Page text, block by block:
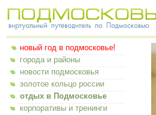
новый год в подмосковье!
города и районы
новости подмосковья
золотое кольцо россии
отдых в Подмосковье
корпоративы и тренинги